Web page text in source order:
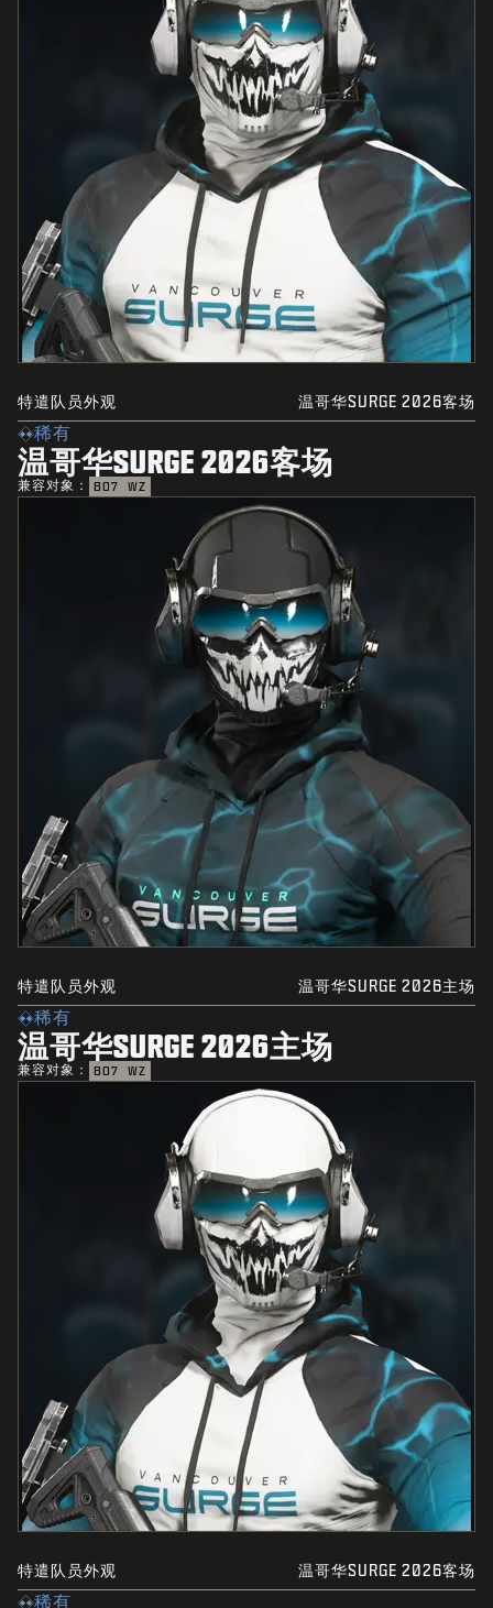
特遣队员外观 温哥华SURGE 2026客场
稀有
温哥华SURGE 2026客场
兼容对象： BO7 WZ
特遣队员外观 温哥华SURGE 2026主场
稀有
温哥华SURGE 2026主场
兼容对象： BO7 WZ
特遣队员外观 温哥华SURGE 2026客场
稀有